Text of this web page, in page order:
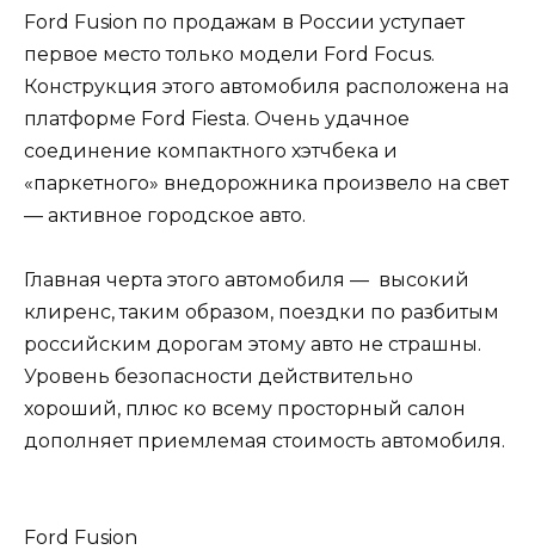
Ford Fusion по продажам в России уступает
первое место только модели Ford Focus.
Конструкция этого автомобиля расположена на
платформе Ford Fiesta. Очень удачное
соединение компактного хэтчбека и
«паркетного» внедорожника произвело на свет
— активное городское авто.
Главная черта этого автомобиля — высокий
клиренс, таким образом, поездки по разбитым
российским дорогам этому авто не страшны.
Уровень безопасности действительно
хороший, плюс ко всему просторный салон
дополняет приемлемая стоимость автомобиля.
Ford Fusion